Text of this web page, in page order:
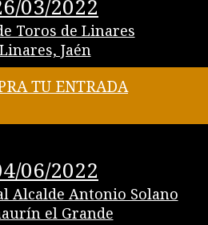
03/2022
Toros de Linares
Linares, Jaén
TU ENTRADA
06/2022
Alcalde Antonio Solano
el Grande